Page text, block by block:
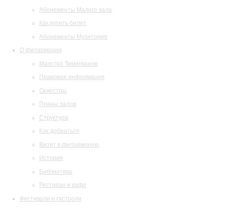
Абонементы Малого зала
Как купить билет
Абонементы Музитория
О филармонии
Маэстро Темирканов
Правовая информация
Оркестры
Планы залов
Структура
Как добраться
Визит в филармонию
История
Библиотека
Ресторан и кафе
Фестивали и гастроли